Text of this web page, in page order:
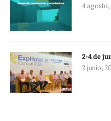
4 agosto,
2-4 de
2 junio,